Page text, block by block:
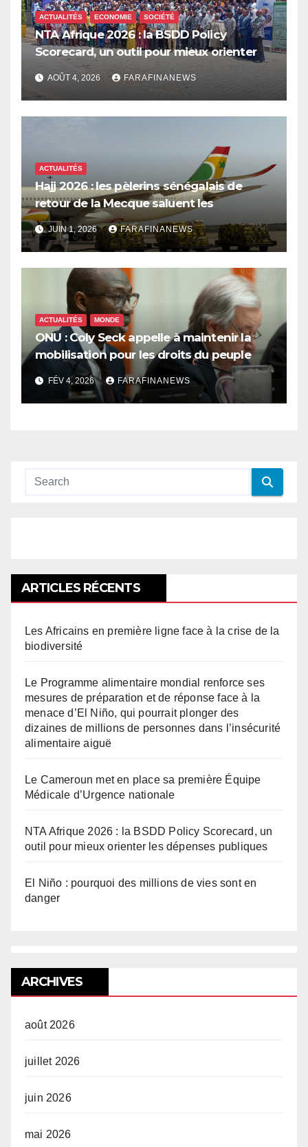
ACTUALITÉS ECONOMIE SOCIÉTÉ
NTA Afrique 2026 : la BSDD Policy
Scorecard, un outil pour mieux orienter
les dépenses publiques
AOÛT 4, 2026 FARAFINANEWS
ACTUALITÉS
Hajj 2026 : les pèlerins sénégalais de
retour de la Mecque saluent les
innovations d’Air Sénégal SA
JUIN 1, 2026 FARAFINANEWS
ACTUALITÉS MONDE
ONU : Coly Seck appelle à maintenir la
mobilisation pour les droits du peuple
palestinien
FÉV 4, 2026 FARAFINANEWS
ARTICLES RÉCENTS
Les Africains en première ligne face à la crise de la
biodiversité
Le Programme alimentaire mondial renforce ses
mesures de préparation et de réponse face à la
menace d’El Niño, qui pourrait plonger des
dizaines de millions de personnes dans l’insécurité
alimentaire aiguë
Le Cameroun met en place sa première Équipe
Médicale d’Urgence nationale
NTA Afrique 2026 : la BSDD Policy Scorecard, un
outil pour mieux orienter les dépenses publiques
El Niño : pourquoi des millions de vies sont en
danger
ARCHIVES
août 2026
juillet 2026
juin 2026
mai 2026